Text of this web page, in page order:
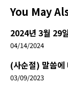
You May
2024년 3월 29
04/14/2024
(사순절) 말씀에
03/09/2023